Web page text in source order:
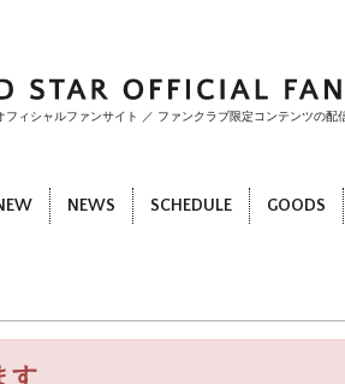
フィシャルファンサイト ／ ファンクラブ限定コンテンツの配
NEWS SCHEDULE GOODS
す